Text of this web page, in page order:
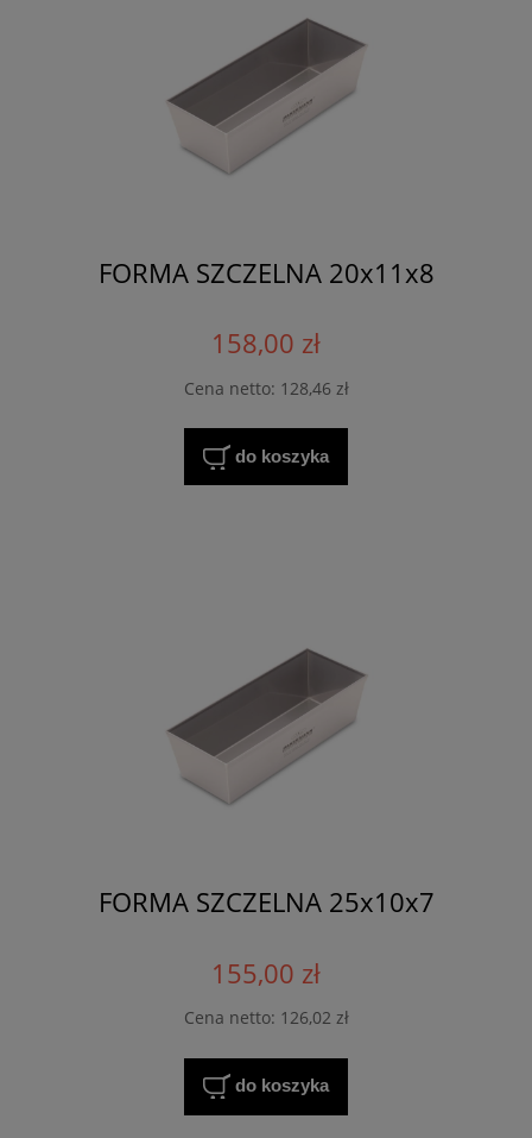
FORMA SZCZELNA 20x11x8
158,00 zł
Cena netto: 128,46 zł
do koszyka
FORMA SZCZELNA 25x10x7
155,00 zł
Cena netto: 126,02 zł
do koszyka